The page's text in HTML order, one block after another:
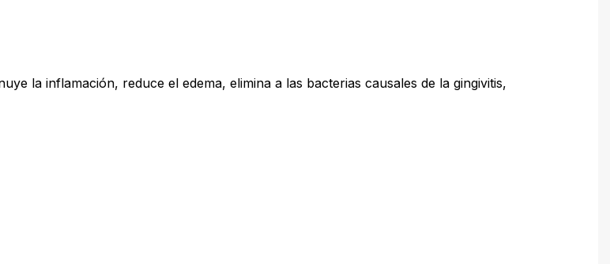
la inflamación, reduce el edema, elimina a las bacterias causales de la gingivitis,